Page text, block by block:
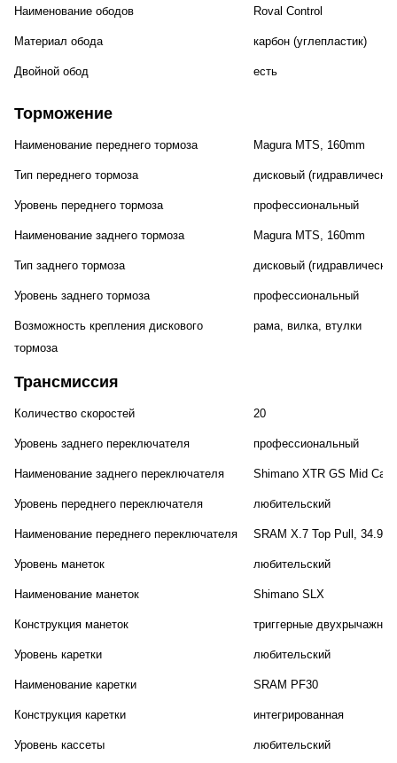
Наименование ободов Roval Control
Материал обода карбон (углепластик)
Двойной обод есть
Торможение
Наименование переднего тормоза Magura MTS, 160mm
Тип переднего тормоза дисковый
Уровень переднего тормоза профессиональный
Наименование заднего тормоза Magura MTS, 160mm
Тип заднего тормоза дисковый
Уровень заднего тормоза профессиональный
Возможность крепления дискового
тормоза
рама, вилка, втулки
Трансмиссия
Количество скоростей 20
Уровень заднего переключателя профессиональный
Наименование заднего переключателя Shimano XTR GS Mid
Уровень переднего переключателя любительский
Наименование переднего переключателя SRAM X.7 Top Pull,
Уровень манеток любительский
Наименование манеток Shimano SLX
Конструкция манеток триггерные двухрычажные
Уровень каретки любительский
Наименование каретки SRAM PF30
Конструкция каретки интегрированная
Уровень кассеты любительский